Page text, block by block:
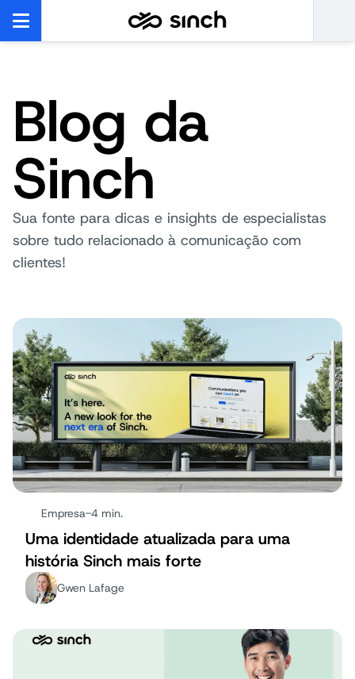
Blog da
Sinch
Sua fonte para dicas e insights de especialistas
sobre tudo relacionado à comunicação com
clientes!
Empresa-4 min.
Uma identidade atualizada para uma
história Sinch mais forte
Gwen Lafage